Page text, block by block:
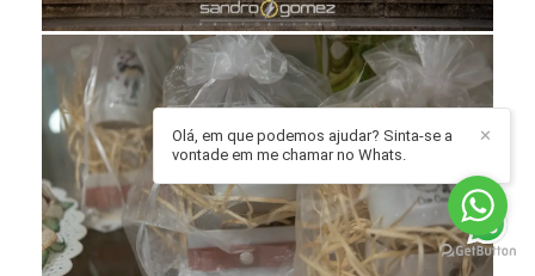
✕
Olá, em que podemos ajudar? Sinta-se a
vontade em me chamar no Whats.